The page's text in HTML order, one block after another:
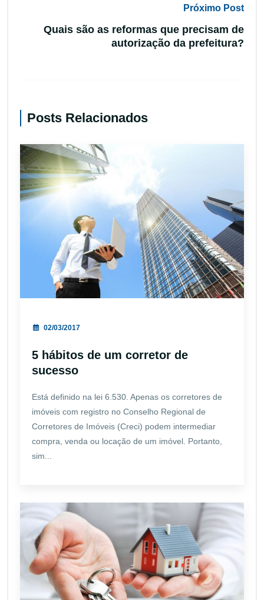
Próximo Post
Quais são as reformas que precisam de
autorização da prefeitura?
Posts Relacionados
02/03/2017
5 hábitos de um corretor de
sucesso
Está definido na lei 6.530. Apenas os corretores de
imóveis com registro no Conselho Regional de
Corretores de Imóveis (Creci) podem intermediar
compra, venda ou locação de um imóvel. Portanto,
sim...